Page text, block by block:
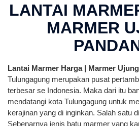
LANTAI
MARMER
Lantai Marmer Harga | Marmer
Tulungagung merupakan pusat
terbesar se Indonesia. Maka dari itu
mendatangi kota Tulungagung untuk
kerajinan yang di inginkan. Salah satu
Sebenarnya jenis batu marmer yang